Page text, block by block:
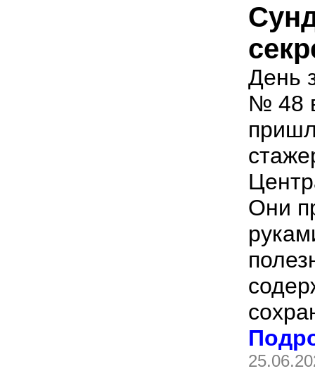
День
№ 48
Они